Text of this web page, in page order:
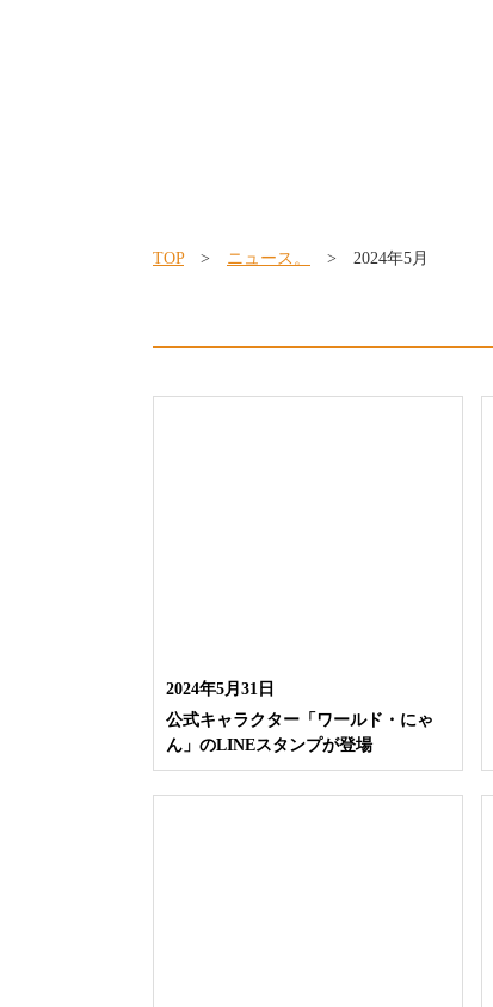
TOP> ニュース。 > 2024年5月
2024年5月31日
公式キャラクター「ワールド・にゃ
ん」のLINEスタンプが登場